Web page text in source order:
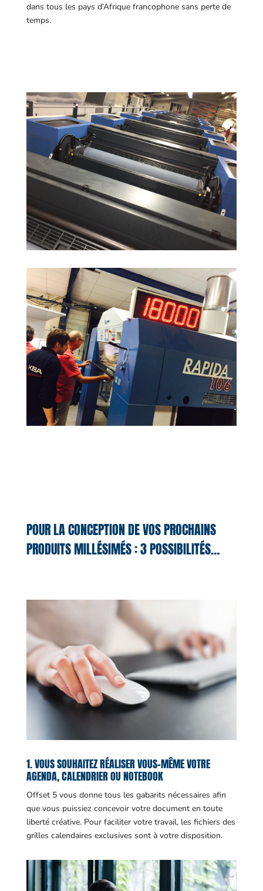
dans tous les pays d’Afrique francophone sans perte de
temps.
POUR LA CONCEPTION DE VOS PROCHAINS
PRODUITS MILLÉSIMÉS : 3 POSSIBILITÉS…
1. VOUS SOUHAITEZ RÉALISER VOUS-MÊME VOTRE
AGENDA, CALENDRIER OU NOTEBOOK
Offset 5 vous donne tous les gabarits nécessaires afin
que vous puissiez concevoir votre document en toute
liberté créative. Pour faciliter votre travail, les fichiers des
grilles calendaires exclusives sont à votre disposition.